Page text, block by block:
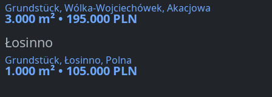
Grundstück, Wólka-Wojciechówek, Akacjowa
3.000 m² • 195.000 PLN
Łosinno
Grundstück, Łosinno, Polna
1.000 m² • 105.000 PLN